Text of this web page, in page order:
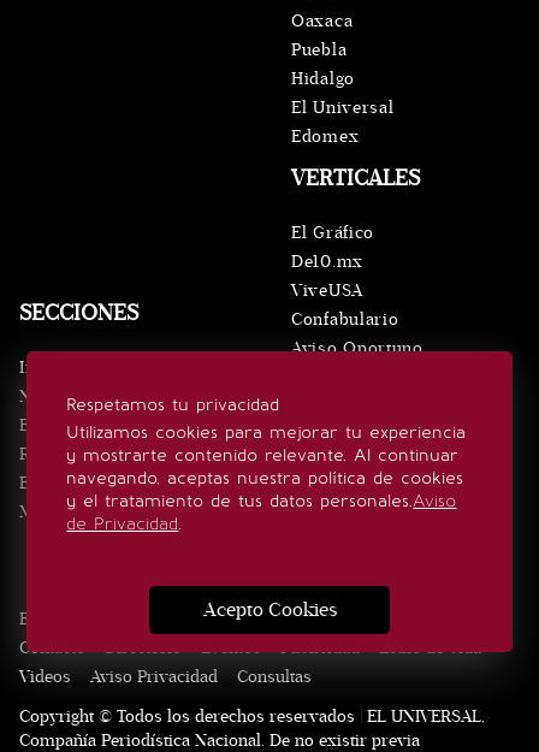
Respetamos tu privacidad
Utilizamos cookies para mejorar tu experiencia
y mostrarte contenido relevante. Al continuar
navegando, aceptas nuestra política de cookies
y el tratamiento de tus datos personales.Aviso
de Privacidad.
Acepto Cookies
SECCIONES
Inicio
Noticias
Eventos
Realeza
Estilo de vida
Minuto x Minuto
VERTICALES
El Gráfico
De10.mx
ViveUSA
Confabulario
Aviso Oportuno
Oaxaca
Puebla
Hidalgo
El Universal
Edomex
SÍGUENOS
Edición Impresa Noticias Quiénes somos
Contacto
Directorio Eventos Publicidad
Estilo de vida
Videos
Aviso Privacidad
Consultas
Copyright © Todos los derechos reservados | EL UNIVERSAL,
Compañía Periodística Nacional. De no existir previa